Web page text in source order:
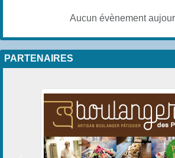
Aucun évènement
PARTENAIRES